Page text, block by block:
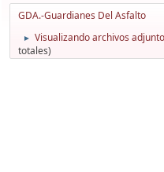
GDA.-Guardianes Del Asfalto
► Visualizando archivos
totales)